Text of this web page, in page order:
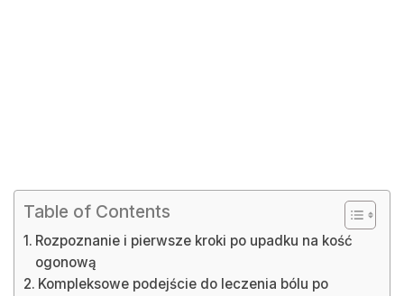
Table of Contents
Rozpoznanie i pierwsze kroki po upadku na kość
ogonową
Kompleksowe podejście do leczenia bólu po